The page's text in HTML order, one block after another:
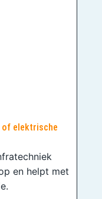
elektrische
en helpt met